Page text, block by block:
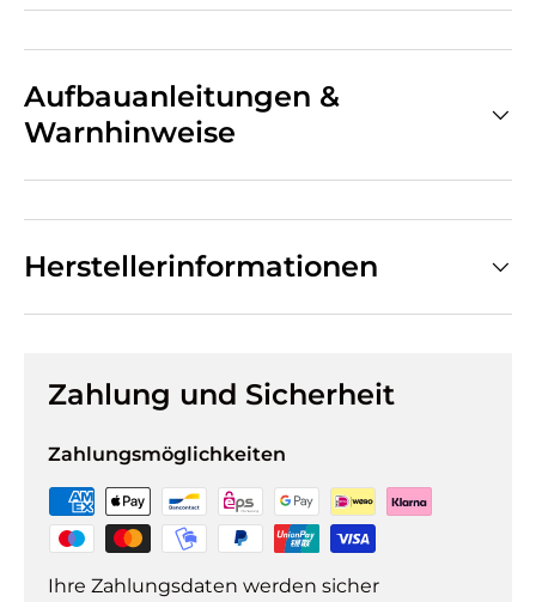
Aufbauanleitungen &
Warnhinweise
Herstellerinformationen
Zahlung und Sicherheit
Zahlungsmöglichkeiten
Ihre Zahlungsdaten werden sicher